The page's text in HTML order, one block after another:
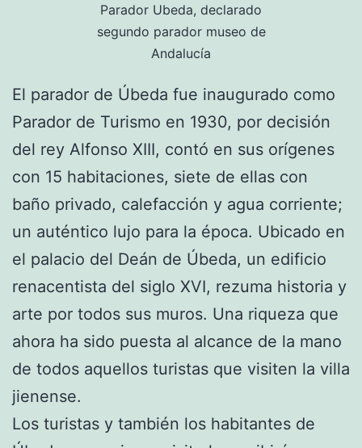
Parador Ubeda, declarado
segundo parador museo de
Andalucía
El parador de Úbeda fue inaugurado como
Parador de Turismo en 1930, por decisión
del rey Alfonso XIII, contó en sus orígenes
con 15 habitaciones, siete de ellas con
baño privado, calefacción y agua corriente;
un auténtico lujo para la época. Ubicado en
el palacio del Deán de Úbeda, un edificio
renacentista del siglo XVI, rezuma historia y
arte por todos sus muros. Una riqueza que
ahora ha sido puesta al alcance de la mano
de todos aquellos turistas que visiten la villa
jienense.
Los turistas y también los habitantes de